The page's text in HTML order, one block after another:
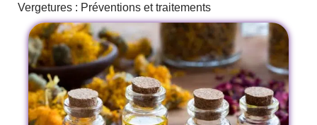
Vergetures : Préventions et traitements